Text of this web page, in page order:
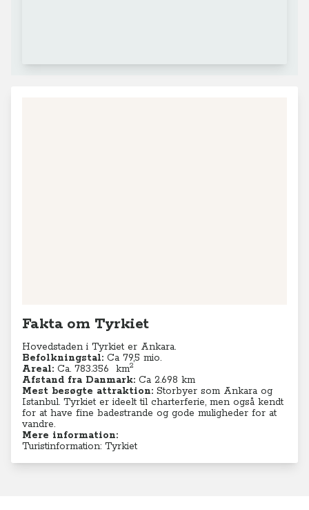
Fakta om Tyrkiet
Hovedstaden i Tyrkiet er Ankara.
Befolkningstal: Ca 79,5 mio.
Areal: Ca. 783.356 km2
Afstand fra Danmark: Ca 2.698 km
Mest besøgte attraktion: Storbyer som Ankara og
Istanbul. Tyrkiet er ideelt til charterferie, men også kendt
for at have fine badestrande og gode muligheder for at
vandre.
Mere information:
Turistinformation: Tyrkiet